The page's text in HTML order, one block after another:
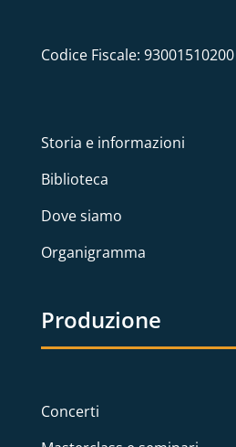
Codice Fiscale: 93001510200
Storia e informazioni
Biblioteca
Dove siamo
Organigramma
Produzione
Concerti